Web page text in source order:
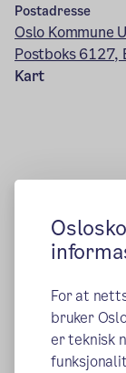
For at
bruker
er teknisk
Postadresse
Oslo Kommune
Postboks
Kart